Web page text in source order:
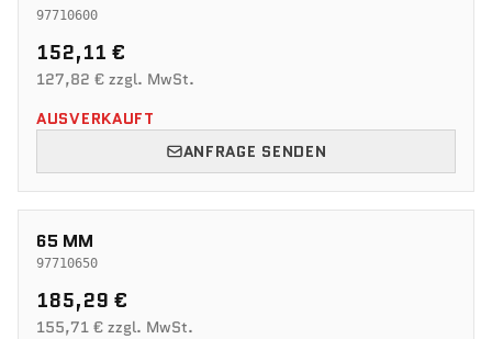
97710600
152,11 €
127,82 € zzgl. MwSt.
AUSVERKAUFT
ANFRAGE SENDEN
65 MM
97710650
185,29 €
155,71 € zzgl. MwSt.